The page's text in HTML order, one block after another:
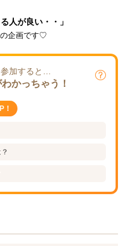
人が良い・・」
企画です♡
加すると…
かっちゃう！
！